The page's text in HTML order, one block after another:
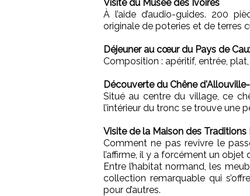
Visite du Musée des Ivoires
À l’aide d’audio-guides. 200
originale de poteries et de terres
Déjeuner au cœur du Pays de
Composition : apéritif, entrée,
Découverte du Chêne
Situé au centre du village, ce
l’intérieur du tronc se trouve une
Visite de la Maison des
Comment ne pas revivre le
l’affirme, il y a forcément un objet
Entre l’habitat normand, les
collection remarquable qui
pour d’autres.